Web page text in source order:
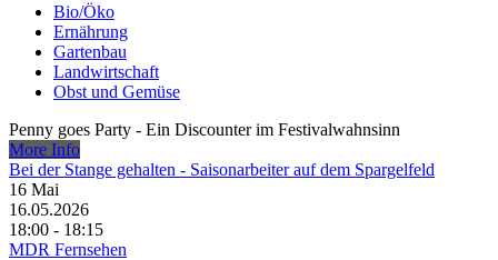
Bio/Öko
Ernährung
Gartenbau
Landwirtschaft
Obst und Gemüse
Penny goes Party - Ein Discounter im Festivalwahnsinn
More Info
Bei der Stange gehalten - Saisonarbeiter auf dem Spargelfeld
16 Mai
16.05.2026
18:00 - 18:15
MDR Fernsehen